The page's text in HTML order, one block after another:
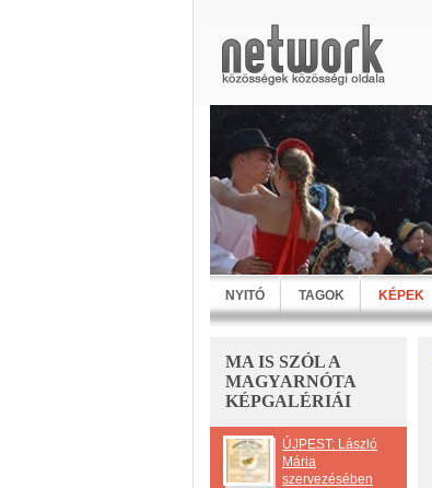
NYITÓ TAGOK KÉPEK
MA IS SZÓL A
MAGYARNÓTA
KÉPGALÉRIÁI
ÚJPEST: László
Mária
szervezésében